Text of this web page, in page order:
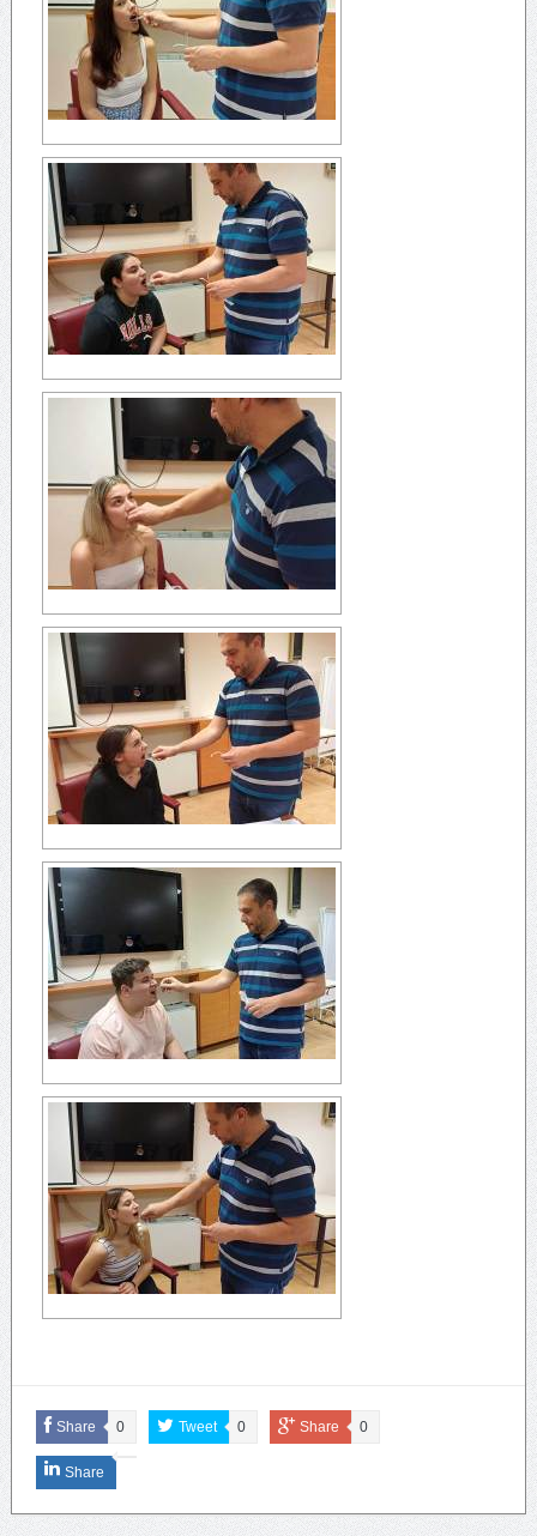
Share 0 Tweet 0 Share 0
Share